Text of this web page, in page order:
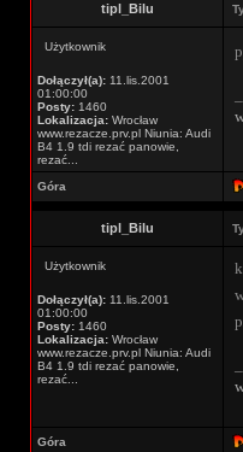
tipl_Bilu
Użytkownik
Dołączył(a): 11.lis.2001
01:00:00
Posty: 1460
Lokalizacja: Wrocław
www.rezacze.prv.pl Niunia: Audi
B4 1.9 tdi rezać panowie,
rezać...
Góra
tipl_Bilu
Użytkownik
Dołączył(a): 11.lis.2001
01:00:00
Posty: 1460
Lokalizacja: Wrocław
www.rezacze.prv.pl Niunia: Audi
B4 1.9 tdi rezać panowie,
rezać...
Góra